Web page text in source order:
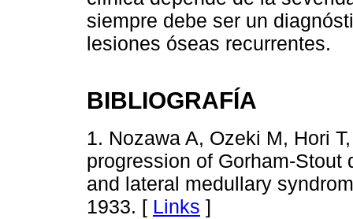
siempre debe ser un
lesiones óseas recurrentes.
BIBLIOGRAFÍA
1. Nozawa A, Ozeki M, Hori
progression of Gorham-
and lateral medullary
1933. [ Links ]